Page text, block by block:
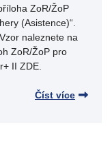
ZoR/ŽoP
(Asistence)“.
naleznete na
ZoR/ŽoP pro
II ZDE.
Číst více